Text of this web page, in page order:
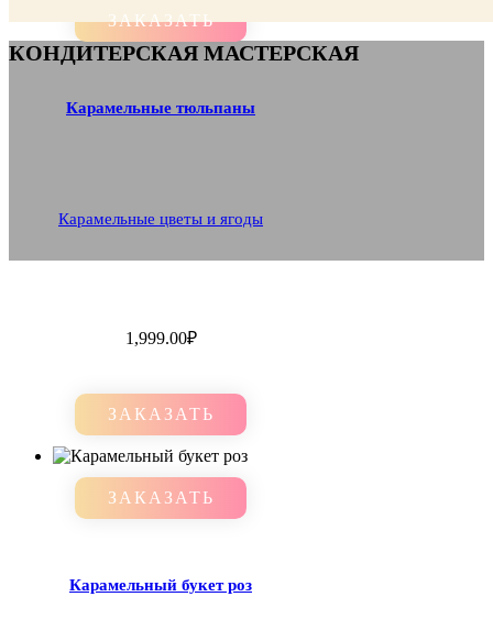
КОНДИТЕРСКАЯ МАСТЕРСКАЯ
ЗАКАЗАТЬ
Карамельные тюльпаны
Карамельные цветы и ягоды
1,999.00₽
ЗАКАЗАТЬ
ЗАКАЗАТЬ
Карамельный букет роз